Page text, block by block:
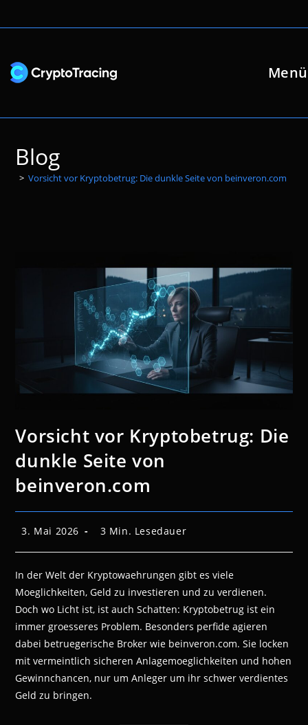
Inhalt
Menü
Blog
> Vorsicht vor Kryptobetrug: Die dunkle Seite von beinveron.com
Vorsicht vor Kryptobetrug: Die
dunkle Seite von
beinveron.com
Beitrag
3. Mai 2026 Lesedauer:
3 Min. Lesedauer
In der Welt der Kryptowaehrungen gibt es viele
Moeglichkeiten, Geld zu investieren und zu verdienen.
Doch wo Licht ist, ist auch Schatten: Kryptobetrug ist ein
immer groesseres Problem. Besonders perfide agieren
dabei betruegerische Broker wie beinveron.com. Sie locken
mit vermeintlich sicheren Anlagemoeglichkeiten und hohen
Gewinnchancen, nur um Anleger um ihr schwer verdientes
Geld zu bringen.